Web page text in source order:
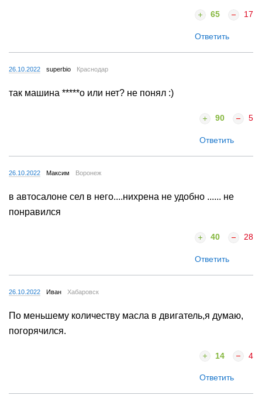
65 17
Ответить
26.10.2022 superbio Краснодар
так машина *****о или нет? не понял :)
90 5
Ответить
26.10.2022 Максим Воронеж
в автосалоне сел в него....нихрена не удобно ...... не
понравился
40 28
Ответить
26.10.2022 Иван Хабаровск
По меньшему количеству масла в двигатель,я думаю,
погорячился.
14 4
Ответить